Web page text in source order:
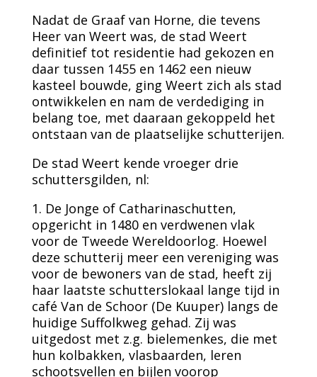
Nadat de Graaf van Horne, die tevens
Heer van Weert was, de stad Weert
definitief tot residentie had gekozen en
daar tussen 1455 en 1462 een nieuw
kasteel bouwde, ging Weert zich als stad
ontwikkelen en nam de verdediging in
belang toe, met daaraan gekoppeld het
ontstaan van de plaatselijke schutterijen.
De stad Weert kende vroeger drie
schuttersgilden, nl:
1. De Jonge of Catharinaschutten,
opgericht in 1480 en verdwenen vlak
voor de Tweede Wereldoorlog. Hoewel
deze schutterij meer een vereniging was
voor de bewoners van de stad, heeft zij
haar laatste schutterslokaal lange tijd in
café Van de Schoor (De Kuuper) langs de
huidige Suffolkweg gehad. Zij was
uitgedost met z.g. bielemenkes, die met
hun kolbakken, vlasbaarden, leren
schootsvellen en bijlen voorop